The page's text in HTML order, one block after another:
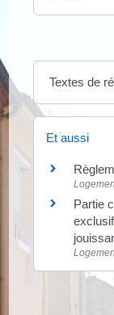
Textes de
Et aussi
Partie